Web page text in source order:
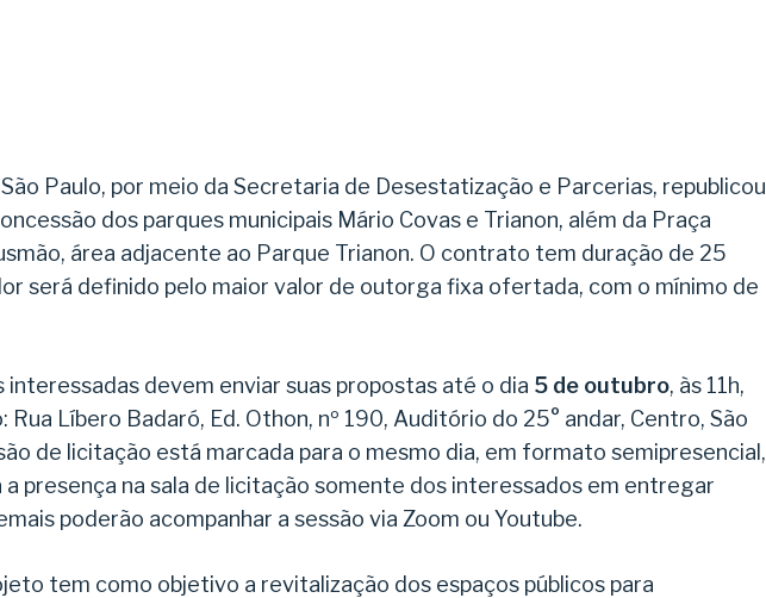
Paulo, por meio da Secretaria de Desestatização e Parcerias, republicou
dos parques municipais Mário Covas e Trianon, além da Praça
área adjacente ao Parque Trianon. O contrato tem duração de 25
será definido pelo maior valor de outorga fixa ofertada, com o mínimo de
interessadas devem enviar suas propostas até o dia 5 de outubro, às 11h,
Rua Líbero Badaró, Ed. Othon, nº 190, Auditório do 25° andar, Centro, São
de licitação está marcada para o mesmo dia, em formato semipresencial,
presença na sala de licitação somente dos interessados em entregar
poderão acompanhar a sessão via Zoom ou Youtube.
tem como objetivo a revitalização dos espaços públicos para